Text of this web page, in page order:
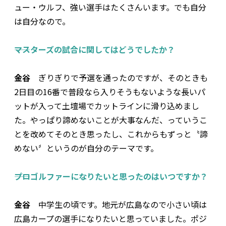
ュー・ウルフ、強い選手はたくさんいます。でも自分
は自分なので。
――マスターズの試合に関してはどうでしたか？
金谷 ぎりぎりで予選を通ったのですが、そのときも
2日目の16番で普段なら入りそうもないような長いパ
ットが入って土壇場でカットラインに滑り込めまし
た。やっぱり諦めないことが大事なんだ、っていうこ
とを改めてそのとき思ったし、これからもずっと〝諦
めない〞というのが自分のテーマです。
――プロゴルファーになりたいと思ったのはいつですか？
金谷 中学生の頃です。地元が広島なので小さい頃は
広島カープの選手になりたいと思っていました。ポジ